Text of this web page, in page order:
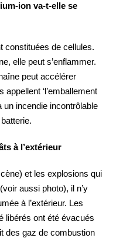
ion va-t-elle se
constituées de cellules.
elle peut s’enflammer.
peut accélérer
appellent ‘l’emballement
un incendie incontrôlable
à l’extérieur
et les explosions qui
aussi photo), il n’y
à l’extérieur. Les
libérés ont été évacués
des gaz de combustion